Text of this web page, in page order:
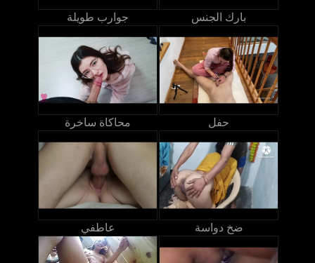
جوارب طويلة بارك الجنس
محاكاة ساخرة حفل
عاطفي ضخ دواسة